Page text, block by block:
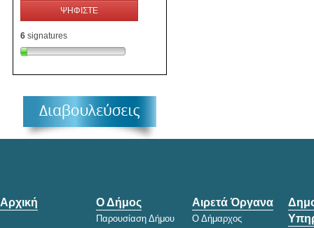
ΨΗΦΙΣΤΕ
6 signatures
Αρχική Ο Δήμος
Παρουσίαση Δήμου
Αιρετά Όργανα
Ο Δήμαρχος